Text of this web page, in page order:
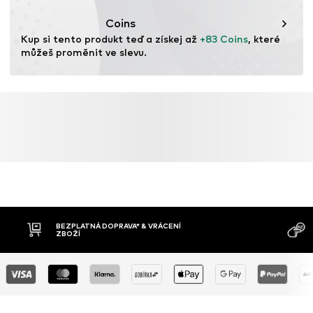
Více informací
Coins
Kup si tento produkt teď a získej až +83 Coins, které
můžeš proměnit ve slevu.
BEZPLATNÁ DOPRAVA* & VRÁCENÍ
ZBOŽÍ